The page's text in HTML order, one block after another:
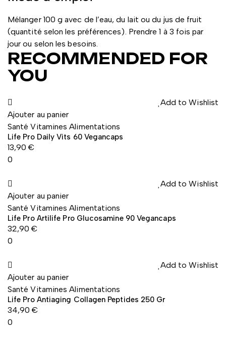
Mélanger 100 g avec de l’eau, du lait ou du jus de fruit
(quantité selon les préférences). Prendre 1 à 3 fois par
jour ou selon les besoins.
RECOMMENDED FOR
YOU
Add to Wishlist
Ajouter au panier
Santé Vitamines Alimentations
Life Pro Daily Vits 60 Vegancaps
13,90€
0
Add to Wishlist
Ajouter au panier
Santé Vitamines Alimentations
Life Pro Artilife Pro Glucosamine 90 Vegancaps
32,90€
0
Add to Wishlist
Ajouter au panier
Santé Vitamines Alimentations
Life Pro Antiaging Collagen Peptides 250 Gr
34,90€
0